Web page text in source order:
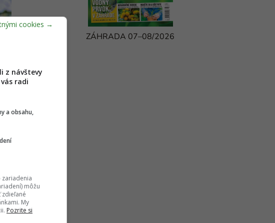
ZÁHRADA 07–08/2026
z návštevy
radi
a obsahu,
zariadenia
môžu
zdieľané
My
Pozrite si